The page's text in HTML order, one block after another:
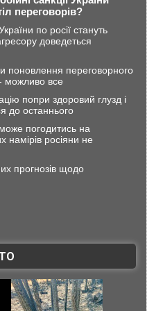
переговорів?
по росії стануть
доведеться
поновлення переговорного
можливо все
попри здоровий глузд і
до останнього
погодитись на
намірів росіяни не
прогнозів щодо